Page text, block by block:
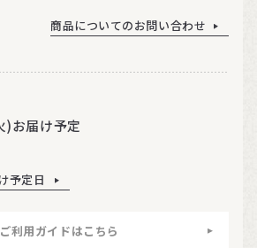
商品についてのお問い合わせ
お届け予定
予定日
ご利用ガイドはこちら